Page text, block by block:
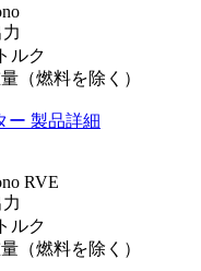
ルク
（燃料を除く）
ー 製品詳細
RVE
ルク
（燃料を除く）